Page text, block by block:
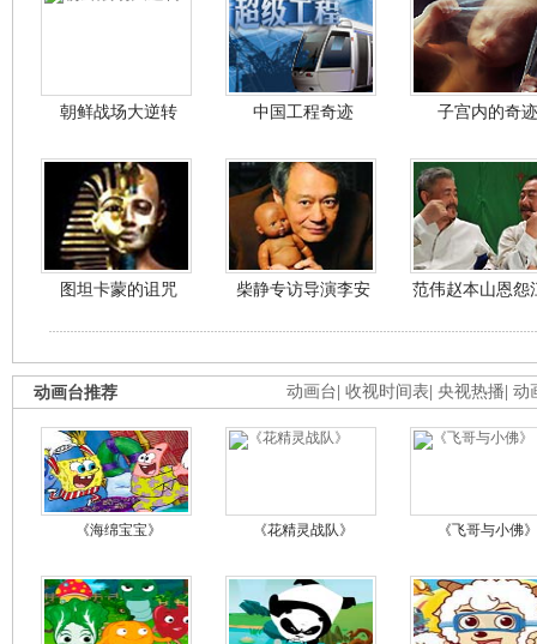
朝鲜战场大逆转 中国工程奇迹 子宫内的奇迹
图坦卡蒙的诅咒 柴静专访导演李安 范伟赵本山恩怨
动画台 收视时间表 央视热播 动
动画台推荐
《海绵宝宝》 《花精灵战队》 《飞哥与小佛》